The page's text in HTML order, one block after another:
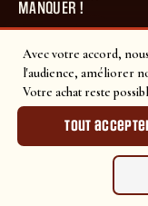
Avec votre accord,
l'audience, améliorer
Votre achat reste
Tout
MANQUER !